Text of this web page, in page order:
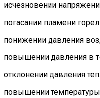
исчезновении
погасании пламени
понижении давления
повышении давления в
отклонении давления
повышении температуры